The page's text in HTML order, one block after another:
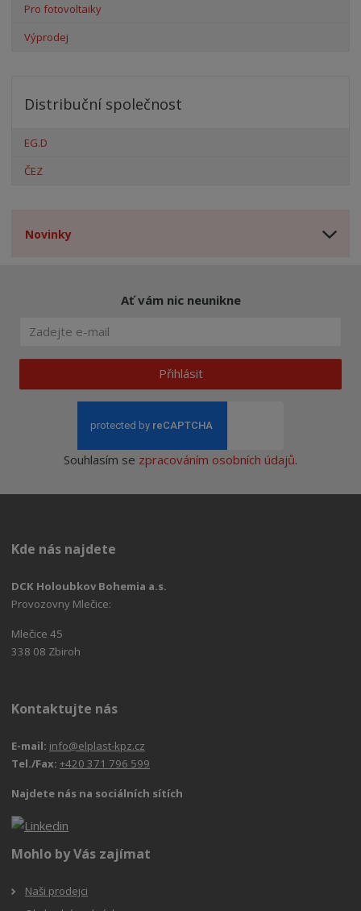
Pro fotovoltaiky
Výprodej
Distribuční společnost
EG.D
ČEZ
Novinky
Ať vám nic neunikne
Přihlásit
Souhlasím se zpracováním osobních údajů.
Kde nás najdete
DCK Holoubkov Bohemia a.s.
Provozovny Mlečice:
Mlečice 45
338 08 Zbiroh
Kontaktujte nás
E-mail: info@elplast-kpz.cz
Tel./Fax:+420 371 796 599
Najdete nás na sociálních sítích
Mohlo by Vás zajímat
Naši prodejci